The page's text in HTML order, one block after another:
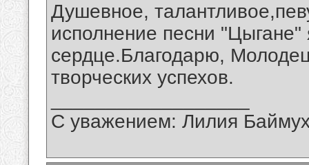
Душевное,
исполнение песни
сердце.Благодарю,
творческих успехов.
С уважением: Лилия